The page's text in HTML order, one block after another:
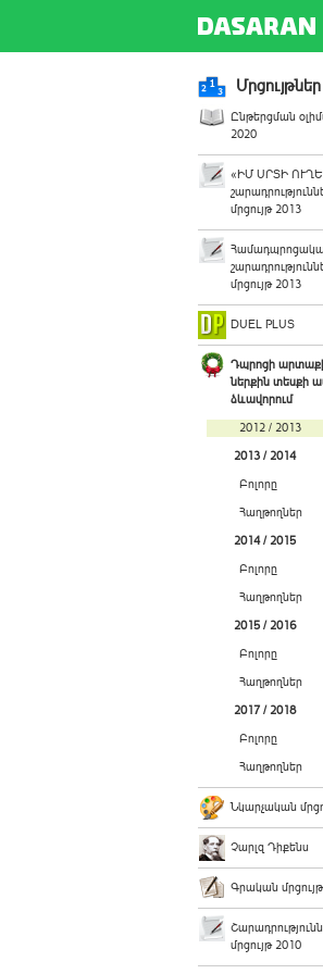
Մրցույթներ
Ընթերցման
2020
«ԻՄ ՍՐՏԻ
մրցույթ 2013
մրցույթ 2013
DUEL PLUS
Դպրոցի
ներքին տեսքի
ձևավորում
2012 / 2013
2013 / 2014
Բոլորը
Հաղթողներ
2014 / 2015
Բոլորը
Հաղթողներ
2015 / 2016
Բոլորը
Հաղթողներ
2017 / 2018
Բոլորը
Հաղթողներ
Նկարչական
Չարլզ Դիքենս
Գրական մրցույթ
մրցույթ 2010